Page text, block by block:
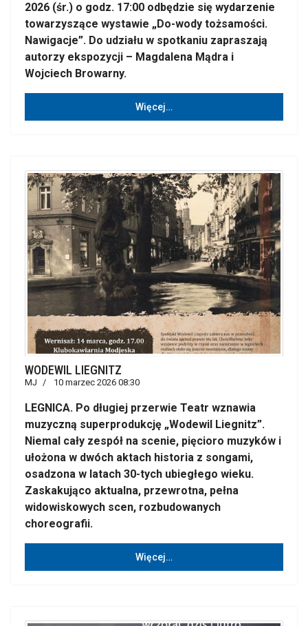
2026 (śr.) o godz. 17:00 odbędzie się wydarzenie
towarzyszące wystawie „Do-wody tożsamości.
Nawigacje”. Do udziału w spotkaniu zapraszają
autorzy ekspozycji – Magdalena Mądra i
Wojciech Browarny.
Więcej…
WODEWIL LIEGNITZ
MJ 10 marzec 2026 08:30
LEGNICA. Po długiej przerwie Teatr wznawia
muzyczną superprodukcję „Wodewil Liegnitz”.
Niemal cały zespół na scenie, pięcioro muzyków i
ułożona w dwóch aktach historia z songami,
osadzona w latach 30-tych ubiegłego wieku.
Zaskakująco aktualna, przewrotna, pełna
widowiskowych scen, rozbudowanych
choreografii.
Więcej…